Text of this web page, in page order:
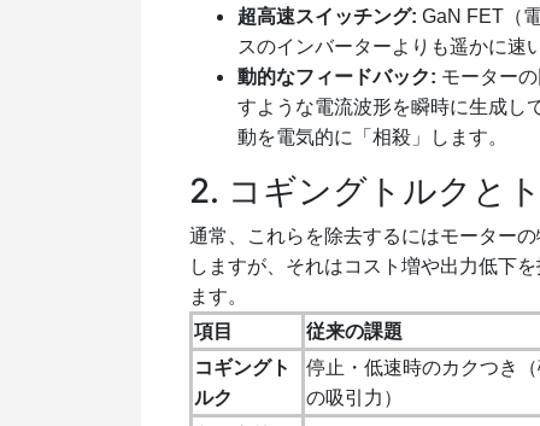
超高速スイッチング: GaN FET（
スのインバーターよりも遥かに速
動的なフィードバック: モーター
すような電流波形を瞬時に生成し
動を電気的に「相殺」します。
2. コギングトルクと
通常、これらを除去するにはモーター
しますが、それはコスト増や出力低下
ます。
項目
従来の課題
コギングト
ルク
停止・低速時のカクつき
の吸引力）